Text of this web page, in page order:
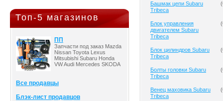
Топ-5 магазинов
ПП
Запчасти под заказ Mazda
Nissan Toyota Lexus
Mitsubishi Subaru Honda
VW Audi Mercedes SKODA
Все продавцы
Блэк-лист продавцов
Башмак цепи Subaru
Tribeca
(
Блок управления
двигателем Subaru
Tribeca
(
Блок цилиндров Subaru
Tribeca
(
Болты головки Subaru
Tribeca
(
Венец маховика Subaru
Tribeca
(